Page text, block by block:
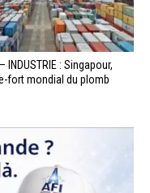
INDUSTRIE : Singapour,
fort mondial du plomb